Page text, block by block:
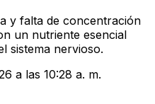
y falta de concentración
un nutriente esencial
sistema nervioso.
a las 10:28 a. m.